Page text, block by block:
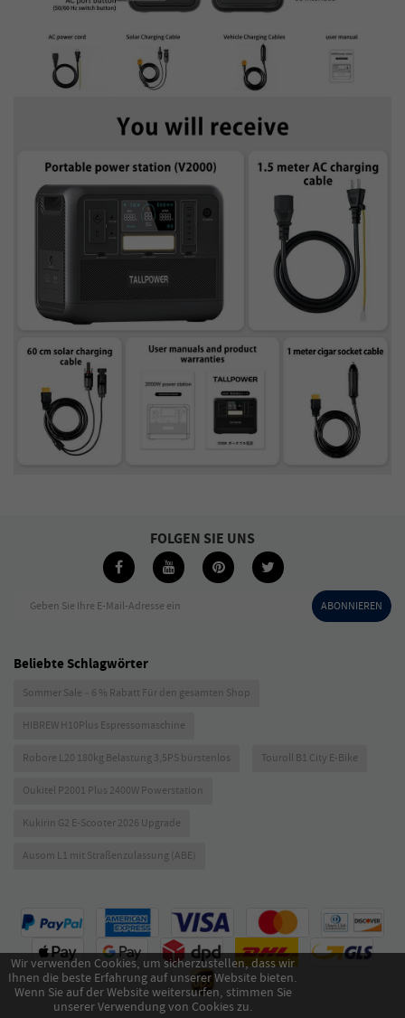
Geben Sie Ihre E-Mail-Adresse ein ABONNIEREN
FOLGEN SIE UNS
Wir verwenden Cookies, um sicherzustellen, dass wir
Ihnen die beste Erfahrung auf unserer Website bieten.
Wenn Sie auf der Website weitersurfen, stimmen Sie
unserer Verwendung von Cookies zu.
Beliebte Schlagwörter
Sommer Sale – 6 % Rabatt Für den gesamten Shop
HIBREW H10Plus Espressomaschine
Robore L20 180kg Belastung 3,5PS bürstenlos Touroll B1 City E-Bike
Oukitel P2001 Plus 2400W Powerstation
Kukirin G2 E-Scooter 2026 Upgrade
Ausom L1 mit Straßenzulassung (ABE)